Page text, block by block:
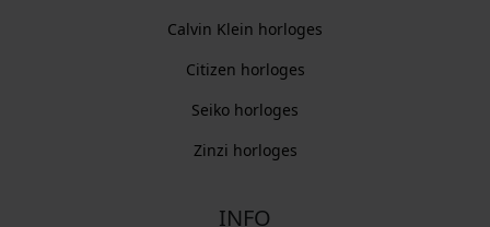
Calvin Klein horloges
Citizen horloges
Seiko horloges
Zinzi horloges
INFO